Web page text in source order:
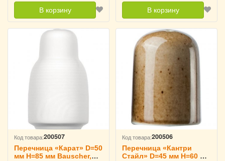
В корзину В корзину
Код товара:200507
Перечница «Карат» D=50
мм H=85 мм Bauscher,
Код товара:200506
Перечница «Кантри
Стайл» D=45 мм H=60 мм